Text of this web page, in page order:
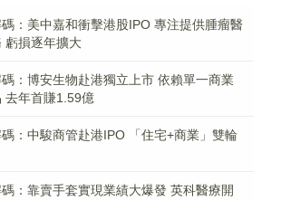
：美中嘉和衝擊港股IPO 專注提供腫瘤醫
虧損逐年擴大
：博安生物赴港獨立上市 依賴單一商業
去年首賺1.59億
：中駿商管赴港IPO 「住宅+商業」雙輪
：靠賣手套實現業績大爆發 英科醫療開